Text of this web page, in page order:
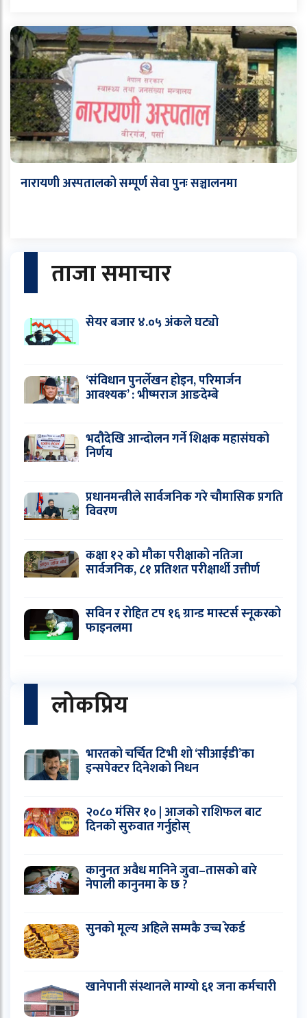
नारायणी अस्पतालको सम्पूर्ण सेवा पुनः सञ्चालनमा
ताजा समाचार
सेयर बजार ४.०५ अंकले घट्यो
‘संविधान पुनर्लेखन होइन, परिमार्जन
आवश्यक’ : भीष्मराज आङदेम्बे
भदौदेखि आन्दोलन गर्ने शिक्षक महासंघको
निर्णय
प्रधानमन्त्रीले सार्वजनिक गरे चौमासिक प्रगति
विवरण
कक्षा १२ को मौका परीक्षाको नतिजा
सार्वजनिक, ८१ प्रतिशत परीक्षार्थी उत्तीर्ण
सविन र रोहित टप १६ ग्रान्ड मास्टर्स स्नूकरको
फाइनलमा
लोकप्रिय
भारतको चर्चित टिभी शो ‘सीआईडी’का
इन्सपेक्टर दिनेशको निधन
२०८० मंसिर १० | आजको राशिफल बाट
दिनको सुरुवात गर्नुहोस्
कानुनत अवैध मानिने जुवा–तासको बारे
नेपाली कानुनमा के छ ?
सुनको मूल्य अहिले सम्मकै उच्च रेकर्ड
खानेपानी संस्थानले माग्यो ६१ जना कर्मचारी